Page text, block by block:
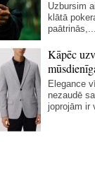
Uzbursim
klātā
paātrinās,...
Kāpēc
Elegance
nezaudē
joprojām ir